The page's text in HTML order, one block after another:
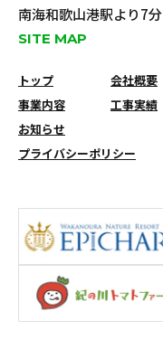
南海和歌山港駅より7分
SITE MAP
トップ 会社概要
事業内容
工事実績
お知らせ
プライバシーポリシー